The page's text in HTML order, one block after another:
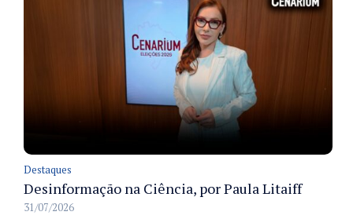
Destaques
Desinformação na Ciência, por Paula Litaiff
31/07/2026